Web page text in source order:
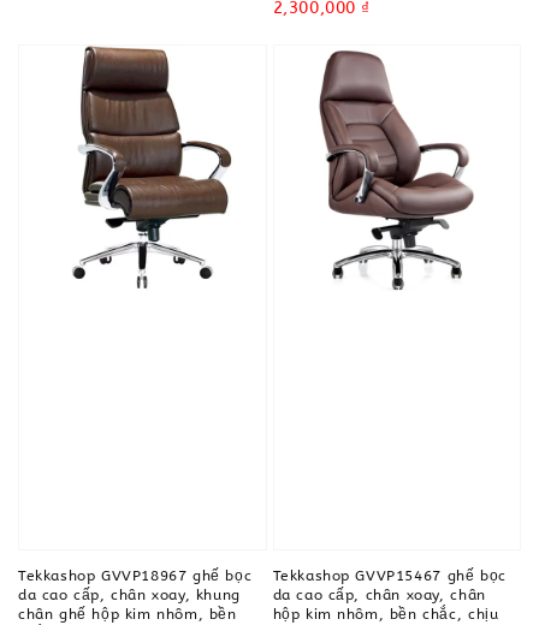
price
Sale
2,300,000 ₫
Tekkashop GVVP18967 ghế bọc
da cao cấp, chân xoay, khung
chân ghế hộp kim nhôm, bền
Tekkashop GVVP15467 ghế bọc
da cao cấp, chân xoay, chân
hộp kim nhôm, bền chắc, chịu